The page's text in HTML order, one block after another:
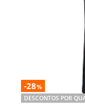
-28%
DESCONTOS POR